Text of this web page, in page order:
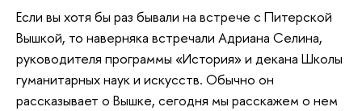
Если вы хотя бы раз бывали на встрече с Питерской
Вышкой, то наверняка встречали Адриана Селина,
руководителя программы «История» и декана Школы
гуманитарных наук и искусств. Обычно он
рассказывает о Вышке, сегодня мы расскажем о нем